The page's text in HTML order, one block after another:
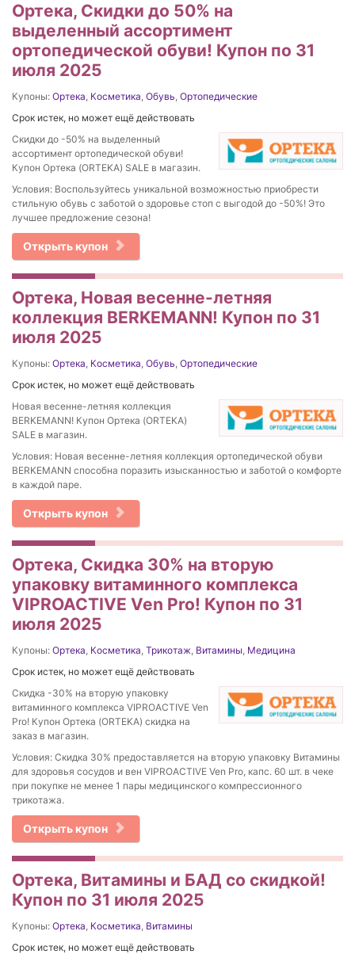
Ортека, Скидки до 50% на
выделенный ассортимент
ортопедической обуви! Купон по 31
июля 2025
Купоны: Ортека Косметика Обувь Ортопедические
Срок истек, но может ещё действовать
Скидки до -50% на выделенный
ассортимент ортопедической обуви!
Купон Ортека (ORTEKA) SALE в магазин.
Условия: Воспользуйтесь уникальной возможностью приобрести
стильную обувь с заботой о здоровье стоп с выгодой до -50%! Это
лучшее предложение сезона!
Открыть купон
Ортека, Новая весенне-летняя
коллекция BERKEMANN! Купон по 31
июля 2025
Купоны: Ортека Косметика Обувь Ортопедические
Срок истек, но может ещё действовать
Новая весенне-летняя коллекция
BERKEMANN! Купон Ортека (ORTEKA)
SALE в магазин.
Условия: Новая весенне-летняя коллекция ортопедической обуви
BERKEMANN способна поразить изысканностью и заботой о комфорте
в каждой паре.
Открыть купон
Ортека, Скидка 30% на вторую
упаковку витаминного комплекса
VIPROACTIVE Ven Pro! Купон по 31
июля 2025
Купоны: Ортека Косметика Трикотаж Витамины Медицина
Срок истек, но может ещё действовать
Скидка -30% на вторую упаковку
витаминного комплекса VIPROACTIVE Ven
Pro! Купон Ортека (ORTEKA) скидка на
заказ в магазин.
Условия: Скидка 30% предоставляется на вторую упаковку Витамины
для здоровья сосудов и вен VIPROACTIVE Ven Pro, капс. 60 шт. в чеке
при покупке не менее 1 пары медицинского компрессионного
трикотажа.
Открыть купон
Ортека, Витамины и БАД со скидкой!
Купон по 31 июля 2025
Купоны: Ортека Косметика Витамины
Срок истек, но может ещё действовать